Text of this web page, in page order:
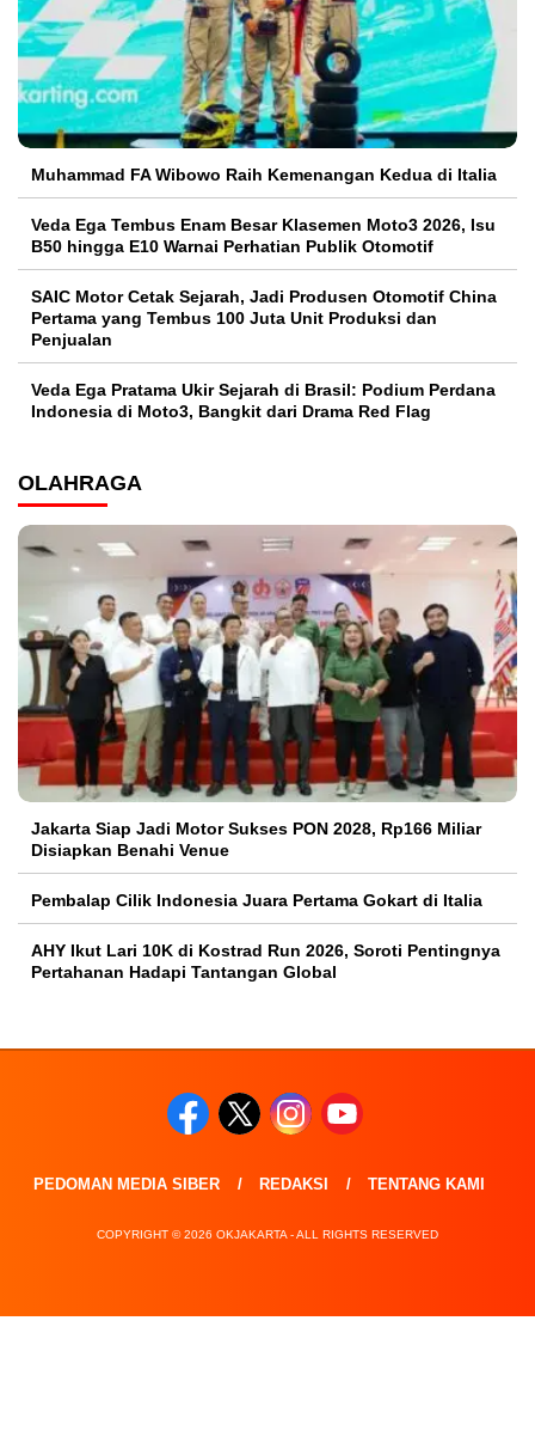
Muhammad FA Wibowo Raih Kemenangan Kedua di Italia
Veda Ega Tembus Enam Besar Klasemen Moto3 2026, Isu
B50 hingga E10 Warnai Perhatian Publik Otomotif
SAIC Motor Cetak Sejarah, Jadi Produsen Otomotif China
Pertama yang Tembus 100 Juta Unit Produksi dan
Penjualan
Veda Ega Pratama Ukir Sejarah di Brasil: Podium Perdana
Indonesia di Moto3, Bangkit dari Drama Red Flag
OLAHRAGA
Jakarta Siap Jadi Motor Sukses PON 2028, Rp166 Miliar
Disiapkan Benahi Venue
Pembalap Cilik Indonesia Juara Pertama Gokart di Italia
AHY Ikut Lari 10K di Kostrad Run 2026, Soroti Pentingnya
Pertahanan Hadapi Tantangan Global
PEDOMAN MEDIA SIBER REDAKSI TENTANG KAMI
COPYRIGHT © 2026 OKJAKARTA - ALL RIGHTS RESERVED